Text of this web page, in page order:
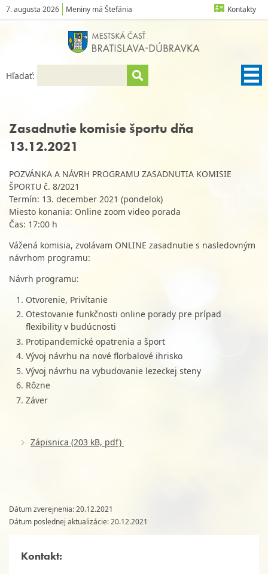
7. augusta 2026 Meniny má Štefánia Kontakty
Hľadať:
Zasadnutie komisie športu dňa
13.12.2021
POZVÁNKA A NÁVRH PROGRAMU ZASADNUTIA KOMISIE
ŠPORTU č. 8/2021
Termín: 13. december 2021 (pondelok)
Miesto konania: Online zoom video porada
Čas: 17:00 h
Vážená komisia, zvolávam ONLINE zasadnutie s nasledovným
návrhom programu:
Návrh programu:
Otvorenie, Privítanie
Otestovanie funkčnosti online porady pre prípad
flexibility v budúcnosti
Protipandemické opatrenia a šport
Vývoj návrhu na nové florbalové ihrisko
Vývoj návrhu na vybudovanie lezeckej steny
Rôzne
Záver
Zápisnica (203 kB, pdf)
Dátum zverejnenia: 20.12.2021
Dátum poslednej aktualizácie: 20.12.2021
Kontakt: